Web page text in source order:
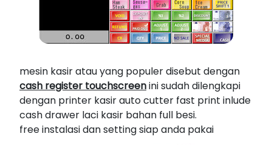
mesin kasir atau yang populer disebut dengan
cash register touchscreenini sudah dilengkapi
dengan printer kasir auto cutter fast print inlude
cash drawer laci kasir bahan full besi.
free instalasi dan setting siap anda pakai